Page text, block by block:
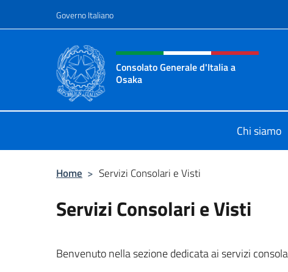
Governo Italiano
Intestazione sito, social e
Consolato Generale d'Italia a
Osaka
Chi siamo
Home > Servizi Consolari e Visti
Servizi Consolari e Visti
Benvenuto nella sezione dedicata ai servizi